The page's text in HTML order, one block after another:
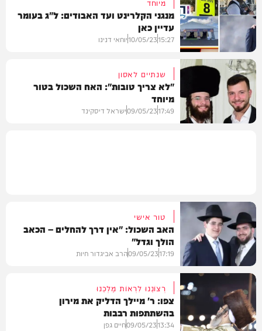
משפט
מיוזיק
מנגני הקלרינט ועד האבודים: ל"ג בעומר
עדיין כאן
15:27
10/05/23יוחאי דנינו
שנתיים לאסון
"לא צריך טובות": האח השכול בטור
מיוחד
17:49
09/05/23ישראל דיסקינד
דעות
טור אישי
האב השכול: "אין דרך להחלים – הכאב
הולך וגדל"
17:19
09/05/23הרב אביגדור חיות
רְצוֹנֵנוּ לִרְאוֹת מַלְכֵּנוּ
צפו: ר' מיילך הדליק את מירון
בהשתתפות רבבות
13:34
09/05/23חיים גפן